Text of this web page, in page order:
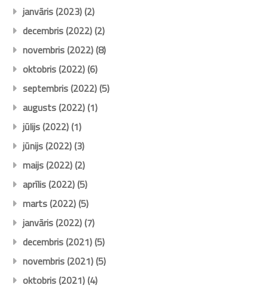
janvāris (2023)(2)
decembris (2022)(2)
novembris (2022)(8)
oktobris (2022)(6)
septembris (2022)(5)
augusts (2022)(1)
jūlijs (2022)(1)
jūnijs (2022)(3)
maijs (2022)(2)
aprīlis (2022)(5)
marts (2022)(5)
janvāris (2022)(7)
decembris (2021)(5)
novembris (2021)(5)
oktobris (2021)(4)